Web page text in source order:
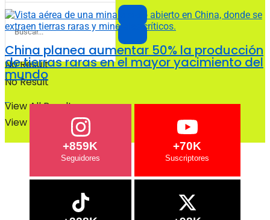
No Result
View All Result
No Result
View All Result
China planea aumentar 50% la producción
de tierras raras en el mayor yacimiento del
mundo
+859K +70K